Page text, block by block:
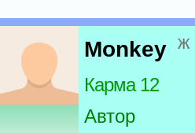
Monkey ж
Карма 12
Автор